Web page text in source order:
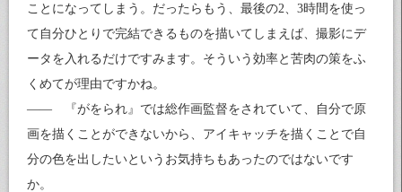
ことになってしまう。だったらもう、最後の2、3時間を使っ
て自分ひとりで完結できるものを描いてしまえば、撮影にデ
ータを入れるだけですみます。そういう効率と苦肉の策をふ
くめてが理由ですかね。
―― 『がをられ』では総作画監督をされていて、自分で原
画を描くことができないから、アイキャッチを描くことで自
分の色を出したいというお気持ちもあったのではないです
か。